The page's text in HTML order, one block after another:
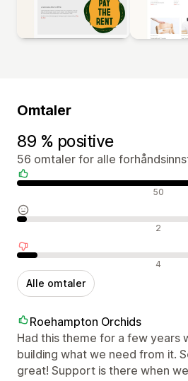
Omtaler
89 % positive
56 omtaler for alle
Positive omtaler 50
Nøytrale omtaler 2
Negative omtaler 4
Alle omtaler
Roehampton Orchids
Had this theme for a few years
building what we need from it.
great! Support is there when